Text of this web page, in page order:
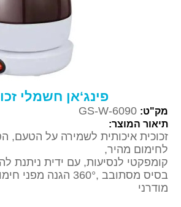
פינג‘אן חשמלי
מק"ט: GS-W-6090
תיאור המוצר:
לחימום מהיר,
קומפקטי לנסיעות, עם ידית ניתנת
בסיס מסתובב ,360° הגנה
מודרני